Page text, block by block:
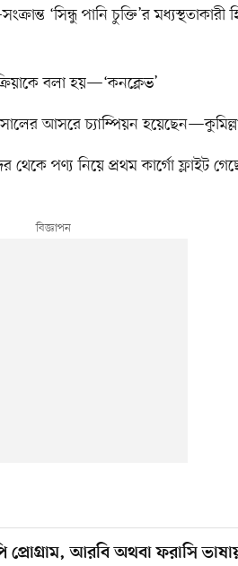
‘সিন্ধু পানি চুক্তি’র মধ্যস্থতাকারী
বলা হয়—‘কনক্লেভ’
আসরে চ্যাম্পিয়ন
থেকে পণ্য নিয়ে প্রথম কার্গো ফ্লাইট
প্রোগ্রাম, আরবি অথবা ফরাসি